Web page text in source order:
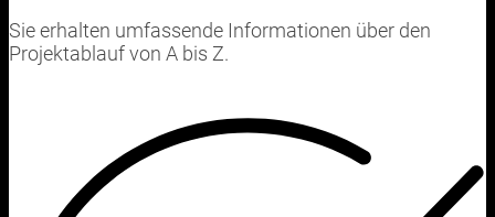
Sie erhalten umfassende Informationen über den
Projektablauf von A bis Z.